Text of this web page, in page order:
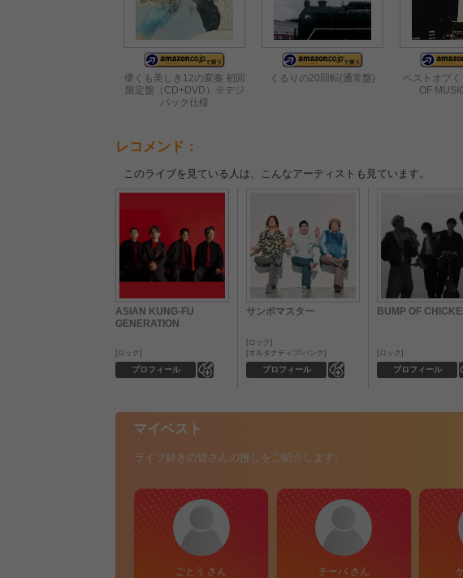
儚くも美しき12の変奏 初回
限定盤（CD+DVD）※デジ
パック仕様
くるりの20回転(通常盤)
ベストオブ
OF
レコメンド：
このライブを見ている人は、こんなアーティストも見ています。
ASIAN KUNG-FU
GENERATION
プロフィール
ロック
サンボマスター
プロフィール
ロック
オルタナティブ/パンク
BUMP OF
プロフィール
ロック
マイベスト
ライブ好きの皆さんの推しをご紹介します。
ごとう さん チーバ さん